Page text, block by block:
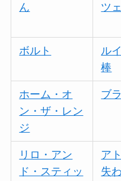
ん
ツ
ボルト
ル
棒
ホーム・オ
ン・ザ・レン
ジ
ブ
リロ・アン
ド・スティッ
ア
失